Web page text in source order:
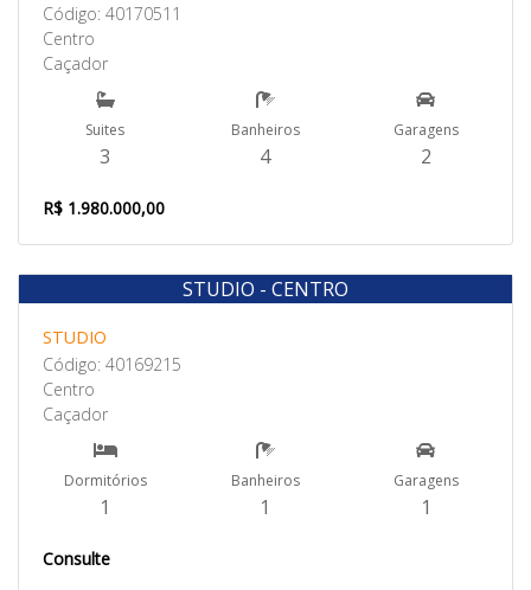
Código: 40170511
Centro
Caçador
Suites
3
Banheiros
4
Garagens
2
R$ 1.980.000,00
Venda
STUDIO - CENTRO
STUDIO
Código: 40169215
Centro
Caçador
Dormitórios
1
Banheiros
1
Garagens
1
Consulte